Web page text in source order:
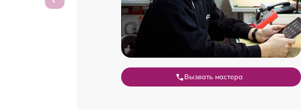
Вызвать мастера